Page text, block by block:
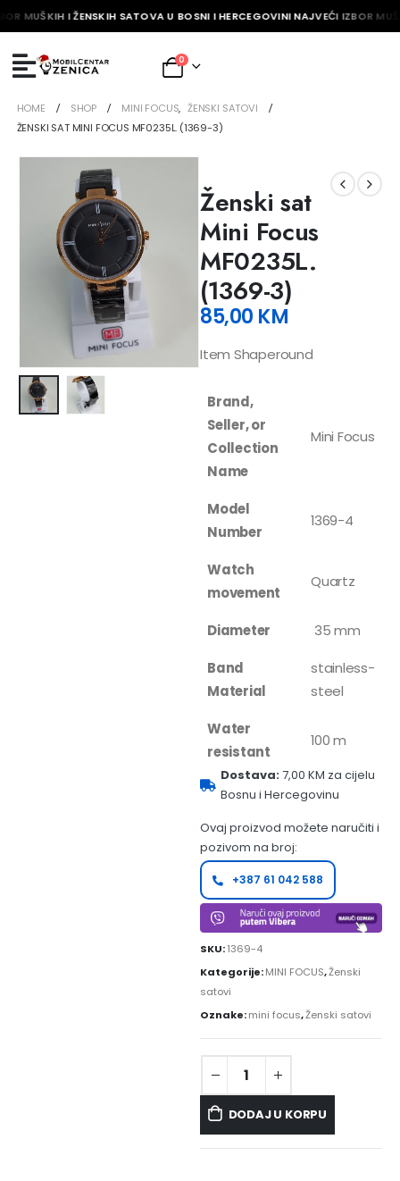
MUŠKIH I ŽENSKIH SATOVA U BOSNI I HERCEGOVINI NAJVEĆI IZBOR
0
HOME SHOP MINI FOCUS, ŽENSKI SATOVI
ŽENSKI SAT MINI FOCUS MF0235L. (1369-3)
Ženski sat
Mini Focus
MF0235L.
(1369-3)
85,00 KM
Item Shaperound
Brand,
Seller, or
Collection
Name
Mini Focus
Model
Number
1369-4
Watch
movement
Quartz
Diameter
35 mm
Band
Material
stainless-
steel
Water
resistant
100 m
Dostava:7,00 KM za cijelu
Bosnu i Hercegovinu
Ovaj proizvod možete naručiti i
pozivom na broj:
+387 61 042 588
SKU:1369-4
Kategorije:MINI FOCUS,Ženski
satovi
Oznake:mini focus,Ženski satovi
DODAJ U KORPU